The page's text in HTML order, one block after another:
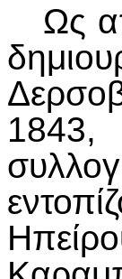
Ως
1843,